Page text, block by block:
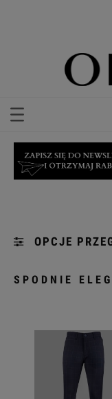
OPCJE
Kategorie: [...]
Cena: (wybierz)
Nowość: (wybierz)
SPODNIE